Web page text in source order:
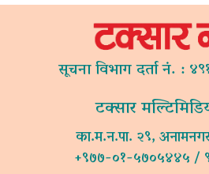
सूचना विभाग दर्ता नं. :
टक्सार
का.म.न.पा. २९,
+९७७-०१-५७०५४४५ /